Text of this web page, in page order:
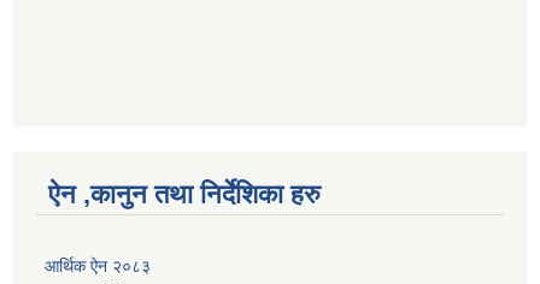
ऐन ,कानुन तथा निर्देशिका हरु
आर्थिक ऐन २०८३